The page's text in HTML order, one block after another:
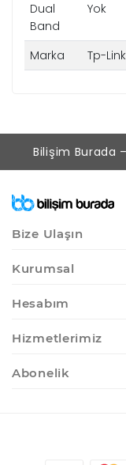
Dual
Band
Yok
Marka Tp-Link
Bilişim Burada
Bize Ulaşın
Kurumsal
Hesabım
Hizmetlerimiz
Abonelik